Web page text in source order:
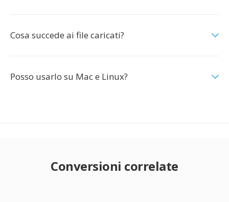
Cosa succede ai file caricati?
Posso usarlo su Mac e Linux?
Conversioni correlate